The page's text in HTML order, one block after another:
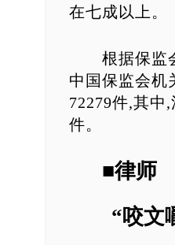
在七成以上。
根据保监会
中国保监会机
72279件,其中
件。
■律师
“咬文嚼